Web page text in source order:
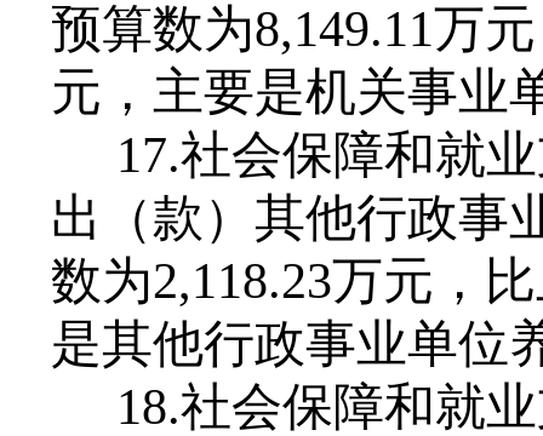
预算数为8,149.11万
元，主要是机关事业
17.社会保障和就
出（款）其他行政事
数为2,118.23万元，
是其他行政事业单位
18.社会保障和就